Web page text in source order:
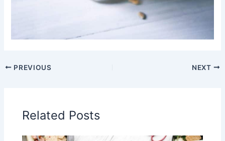
PREVIOUS NEXT
Related Posts